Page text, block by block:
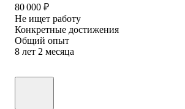
80 000 ₽
Не ищет работу
Конкретные достижения
Общий опыт
8 лет 2 месяца